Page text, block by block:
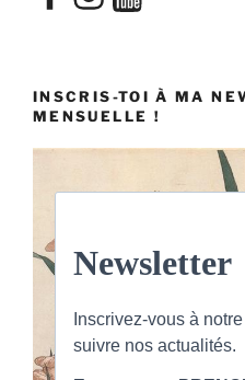
INSCRIS-TOI À MA
MENSUELLE !